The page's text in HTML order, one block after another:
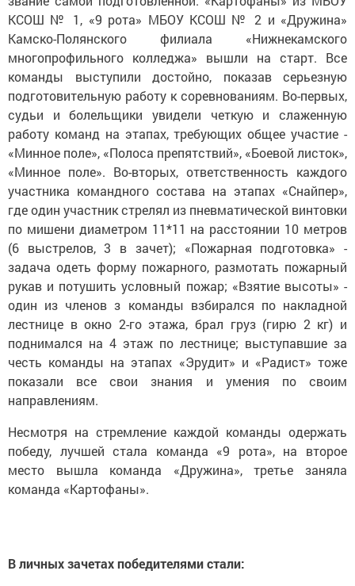
КСОШ № 1, «9 рота» МБОУ КСОШ № 2 и «Дружина»
Камско-Полянского филиала «Нижнекамского
многопрофильного колледжа» вышли на старт. Все
команды выступили достойно, показав серьезную
подготовительную работу к соревнованиям. Во-первых,
судьи и болельщики увидели четкую и слаженную
работу команд на этапах, требующих общее участие -
«Минное поле», «Полоса препятствий», «Боевой листок»,
«Минное поле». Во-вторых, ответственность каждого
участника командного состава на этапах «Снайпер»,
где один участник стрелял из пневматической винтовки
по мишени диаметром 11*11 на расстоянии 10 метров
(6 выстрелов, 3 в зачет); «Пожарная подготовка» -
задача одеть форму пожарного, размотать пожарный
рукав и потушить условный пожар; «Взятие высоты» -
один из членов з команды взбирался по накладной
лестнице в окно 2-го этажа, брал груз (гирю 2 кг) и
поднимался на 4 этаж по лестнице; выступавшие за
честь команды на этапах «Эрудит» и «Радист» тоже
показали все свои знания и умения по своим
направлениям.
Несмотря на стремление каждой команды одержать
победу, лучшей стала команда «9 рота», на второе
место вышла команда «Дружина», третье заняла
команда «Картофаны».
В личных зачетах победителями стали: